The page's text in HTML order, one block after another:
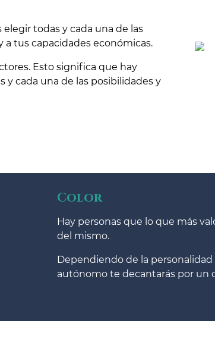
todas y cada una de las
tus capacidades económicas.
Esto significa que hay
y cada una de las posibilidades y
Color
Hay personas que lo que más
del mismo.
Dependiendo de la
autónomo te decantarás por un